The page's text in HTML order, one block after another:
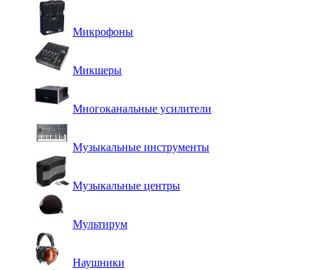
Микрофоны
Микшеры
Многоканальные усилители
Музыкальные инструменты
Музыкальные центры
Мультирум
Наушники